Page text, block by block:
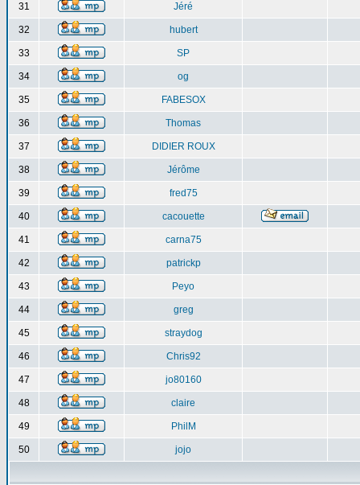
31 Jéré
32 hubert
33 SP
34 og
35 FABESOX
36 Thomas
37 DIDIER ROUX
38 Jérôme
39 fred75
40 cacouette
41 carna75
42 patrickp
43 Peyo
44 greg
45 straydog
46 Chris92
47 jo80160
48 claire
49 PhilM
50 jojo